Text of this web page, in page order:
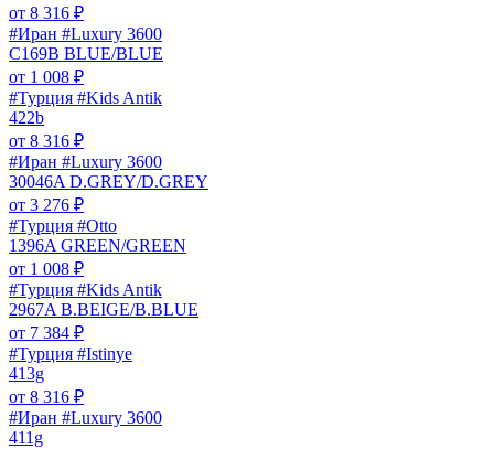
от 8 316 ₽
#Иран #Luxury 3600
C169B BLUE/BLUE
от 1 008 ₽
#Турция #Kids Antik
422b
от 8 316 ₽
#Иран #Luxury 3600
30046A D.GREY/D.GREY
от 3 276 ₽
#Турция #Otto
1396A GREEN/GREEN
от 1 008 ₽
#Турция #Kids Antik
2967A B.BEIGE/B.BLUE
от 7 384 ₽
#Турция #Istinye
413g
от 8 316 ₽
#Иран #Luxury 3600
411g